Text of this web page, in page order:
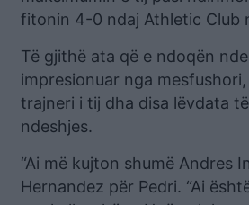
fitonin 4-0 ndaj Athletic Club
Të gjithë ata që e ndoqën
impresionuar nga
trajneri i tij dha disa lëvdata
ndeshjes.
“Ai më kujton shumë Andres
Hernandez për Pedri. “Ai